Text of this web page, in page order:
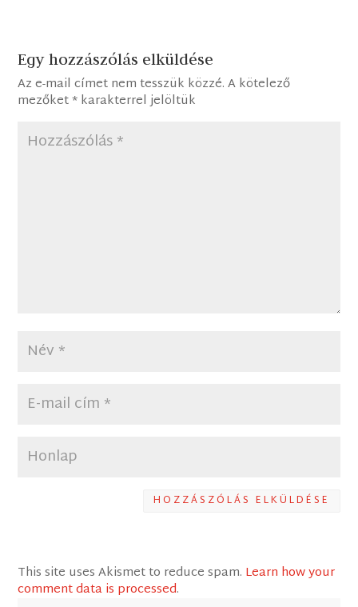
Egy hozzászólás elküldése
Az e-mail címet nem tesszük közzé. A kötelező
mezőket*karakterrel jelöltük
HOZZÁSZÓLÁS ELKÜLDÉSE
This site uses Akismet to reduce spam. Learn how your
comment data is processed.